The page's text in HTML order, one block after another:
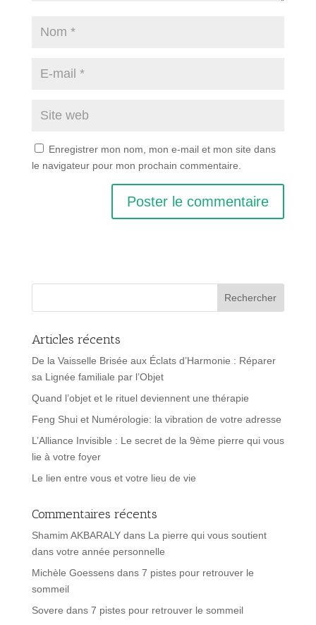
Enregistrer mon nom, mon e-mail et mon site dans
le navigateur pour mon prochain commentaire.
Articles récents
De la Vaisselle Brisée aux Éclats d’Harmonie : Réparer
sa Lignée familiale par l’Objet
Quand l’objet et le rituel deviennent une thérapie
Feng Shui et Numérologie: la vibration de votre adresse
L’Alliance Invisible : Le secret de la 9ème pierre qui vous
lie à votre foyer
Le lien entre vous et votre lieu de vie
Commentaires récents
Shamim AKBARALYdans La pierre qui vous soutient
dans votre année personnelle
Michèle Goessensdans 7 pistes pour retrouver le
sommeil
Sovere dans 7 pistes pour retrouver le sommeil